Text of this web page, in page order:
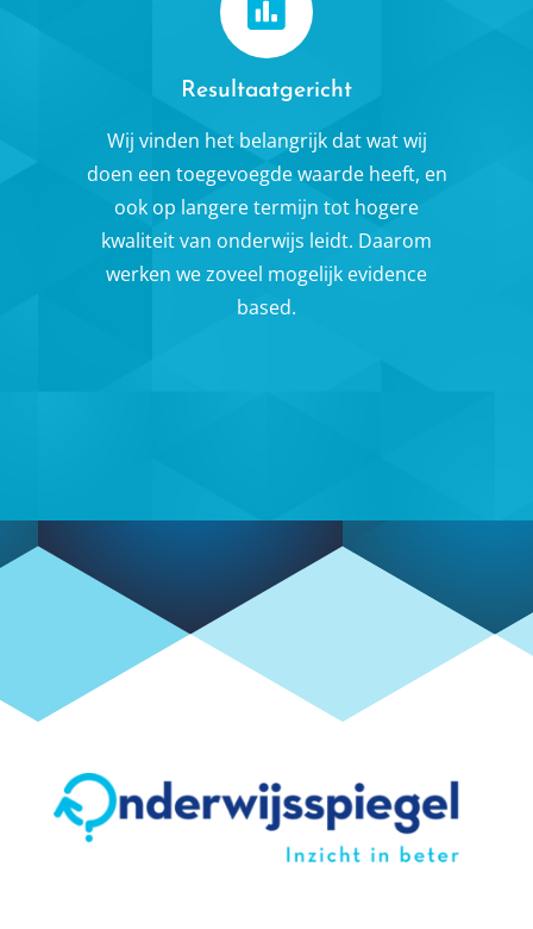
Resultaatgericht
Wij vinden het belangrijk dat wat wij
doen een toegevoegde waarde heeft, en
ook op langere termijn tot hogere
kwaliteit van onderwijs leidt. Daarom
werken we zoveel mogelijk evidence
based.